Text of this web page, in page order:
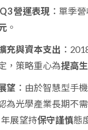
營運表現 ：單季
。
充與資本支出 ：
，策略重心為提高
望 ：由於智慧型手
為光學產業長期不
展望持保守謹慎態